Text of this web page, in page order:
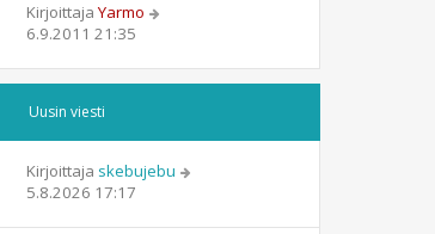
Kirjoittaja Yarmo
6.9.2011 21:35
Uusin viesti
Kirjoittaja skebujebu
5.8.2026 17:17